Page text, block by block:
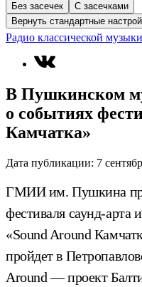
Без засечек
С засечками
Вернуть стандартные
Радио классической
В Пушкинском
о событиях
Камчатка»
Дата публикации: 7
ГМИИ им. Пушкина
фестиваля саунд-арта
«Sound Around
пройдет в
Around — проект